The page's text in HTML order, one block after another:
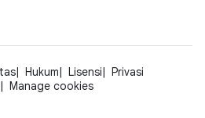
Hukum Lisensi
Privasi
Manage cookies